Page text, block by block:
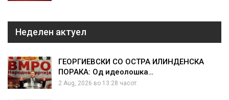
Неделен актуел
ГЕОРГИЕВСКИ СО ОСТРА ИЛИНДЕНСКА
ПОРАКА: Од идеолошка…
2 Aug, 2026 во 13:28 часот.